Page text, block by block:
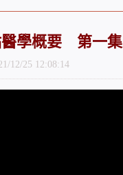
醫學概要 第一集
12/25 12:08:14